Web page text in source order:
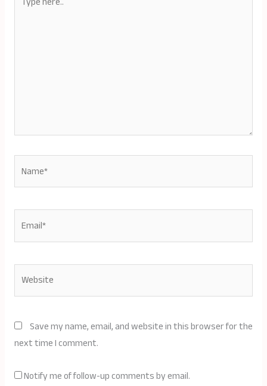
here..
Save my name, email, and website in this browser for the
next time I comment.
Notify me of follow-up comments by email.